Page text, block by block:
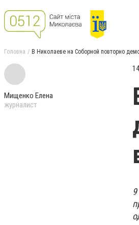
Головна В Николаеве на Соборной повторно
Мищенко Елена
журналист